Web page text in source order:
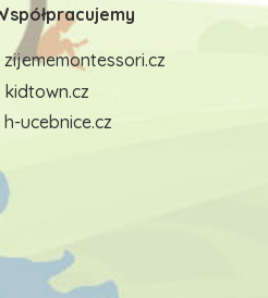
zijememontessori.cz
kidtown.cz
h-ucebnice.cz